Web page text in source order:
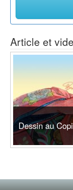
Article et
Dessin au